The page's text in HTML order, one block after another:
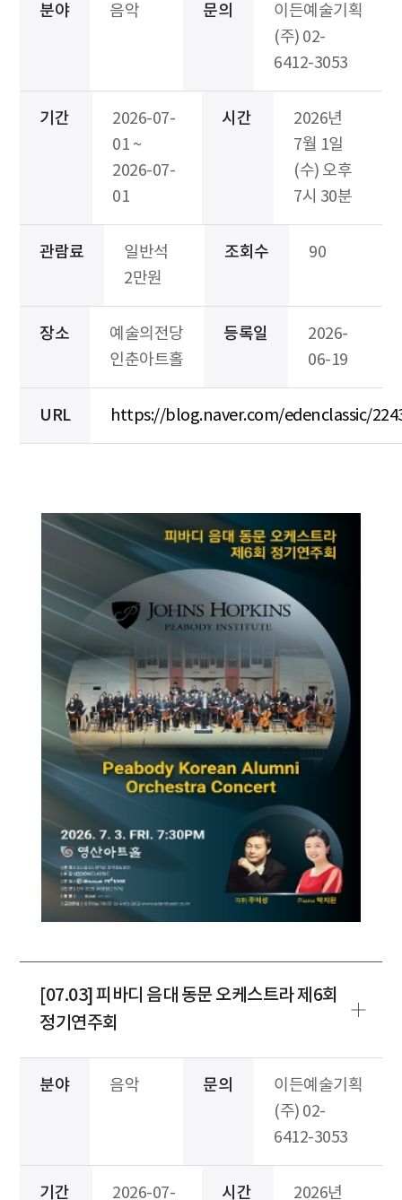
분야 음악 문의
이든예술기획
(주) 02-
6412-3053
기간
2026-07-
01 ~
2026-07-
01
시간
2026년
7월 1일
(수) 오후
7시 30분
관람료
일반석
2만원
조회수 90
장소
예술의전당
인춘아트홀
등록일
2026-
06-19
URL https://blog.naver.com/edenclassic/
[07.03] 피바디 음대 동문 오케스트라 제6회
정기연주회
분야 음악 문의
이든예술기획
(주) 02-
6412-3053
기간 2026-07- 시간 2026년